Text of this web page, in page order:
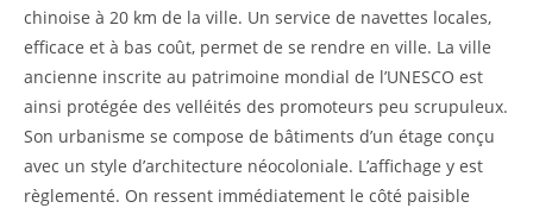
chinoise à 20 km de la ville. Un service de navettes locales,
efficace et à bas coût, permet de se rendre en ville. La ville
ancienne inscrite au patrimoine mondial de l’UNESCO est
ainsi protégée des velléités des promoteurs peu scrupuleux.
Son urbanisme se compose de bâtiments d’un étage conçu
avec un style d’architecture néocoloniale. L’affichage y est
règlementé. On ressent immédiatement le côté paisible